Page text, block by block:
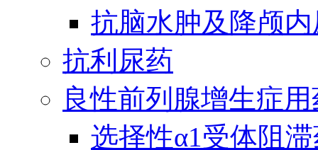
抗脑水肿及降颅
抗利尿药
良性前列腺增生症
选择性α1受体阻